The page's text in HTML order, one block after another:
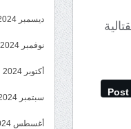
Post
ديسمبر 2024
نوفمبر 2024
أكتوبر 2024
سبتمبر 2024
أغسطس 2024